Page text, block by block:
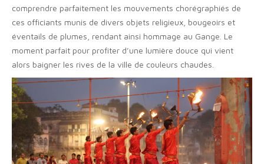
comprendre parfaitement les mouvements chorégraphiés de
ces officiants munis de divers objets religieux, bougeoirs et
éventails de plumes, rendant ainsi hommage au Gange. Le
moment parfait pour profiter d’une lumière douce qui vient
alors baigner les rives de la ville de couleurs chaudes.